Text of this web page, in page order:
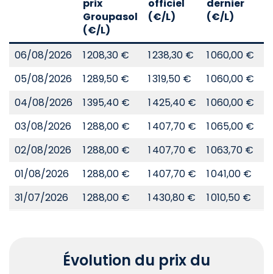
prix
Groupasol
(€/L)
officiel
(€/L)
dernier
(€/L)
06/08/2026 1 208,30 € 1 238,30 € 1 060,00 €
05/08/2026
1 289,50 € 1 319,50 € 1 060,00 €
04/08/2026
1 395,40 € 1 425,40 € 1 060,00 €
03/08/2026
1 288,00 € 1 407,70 € 1 065,00 €
02/08/2026
1 288,00 € 1 407,70 € 1 063,70 €
01/08/2026
1 288,00 € 1 407,70 € 1 041,00 €
31/07/2026
1 288,00 € 1 430,80 € 1 010,50 €
Évolution du prix du